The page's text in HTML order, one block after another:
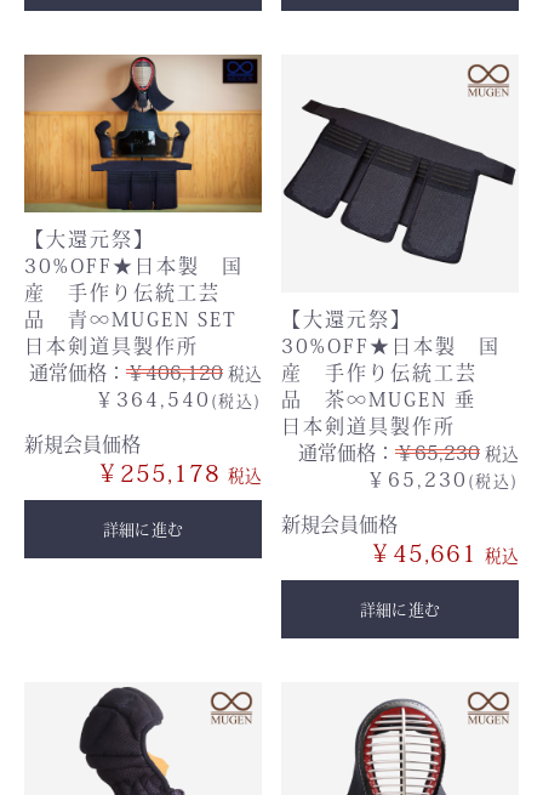
【大還元祭】
30%OFF★日本製 国
産 手作り伝統工芸
品 青∞MUGEN SET
日本剣道具製作所
通常価格： ￥406,120 税込
￥364,540 (税込)
新規会員価格
￥255,178
詳細に進む
【大還元祭】
30%OFF★日本製 国
産 手作り伝統工芸
品 茶∞MUGEN 垂
日本剣道具製作所
通常価格： ￥65,230 税込
￥65,230 (税込)
新規会員価格
￥45,661
詳細に進む